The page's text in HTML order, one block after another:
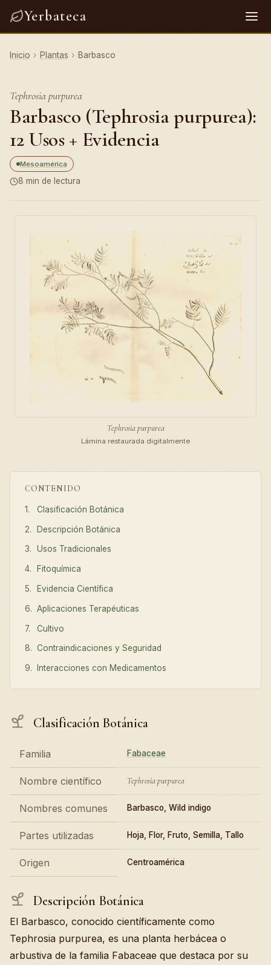
Yerbateca
Inicio › Plantas › Barbasco
Tephrosia purpurea
Barbasco (Tephrosia purpurea):
12 Usos + Evidencia
Mesoamérica
8 min de lectura
CONTENIDO
Clasificación Botánica
Descripción Botánica
Usos Tradicionales
Fitoquímica
Evidencia Científica
Aplicaciones Terapéuticas
Cultivo
Contraindicaciones y Seguridad
Interacciones con Medicamentos
Clasificación Botánica
Familia Fabaceae
Nombre científico Tephrosia purpurea
Nombres comunes Barbasco, Wild indigo
Partes utilizadas Hoja, Flor, Fruto, Semilla, Tallo
Origen Centroamérica
Descripción Botánica
El Barbasco, conocido científicamente como
Tephrosia purpurea, es una planta herbácea o
arbustiva de la familia Fabaceae que destaca por su
Tephrosia purpurea
Lámina restaurada digitalmente